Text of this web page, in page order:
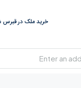
خرید ملک در قبرس